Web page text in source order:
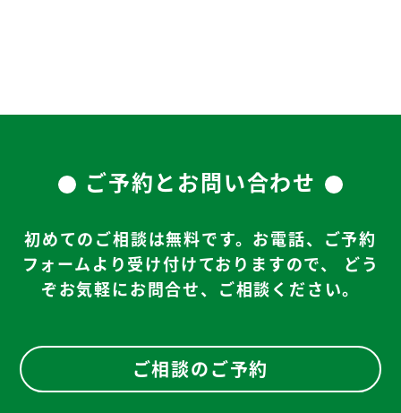
ご予約とお問い合わせ
初めてのご相談は無料です。お電話、ご予約
フォームより受け付けておりますので、
どう
ぞお気軽にお問合せ、ご相談ください。
ご相談のご予約